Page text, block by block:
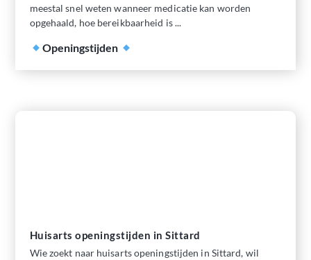
meestal snel weten wanneer medicatie kan worden
opgehaald, hoe bereikbaarheid is ...
Openingstijden
Huisarts openingstijden in Sittard
Wie zoekt naar huisarts openingstijden in Sittard, wil